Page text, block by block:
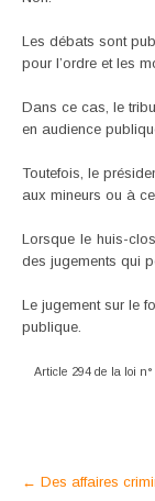
Les débats sont
pour l’ordre et les
Dans ce cas, le
en audience
Toutefois, le
aux mineurs ou à
Lorsque le huis-
des jugements qui
Le jugement sur le
publique.
Article 294 de la loi
Post
← Des affaires